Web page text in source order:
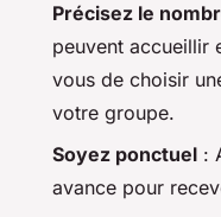
Précisez le
peuvent accueillir
vous de choisir
votre groupe.
Soyez ponctuel :
avance pour